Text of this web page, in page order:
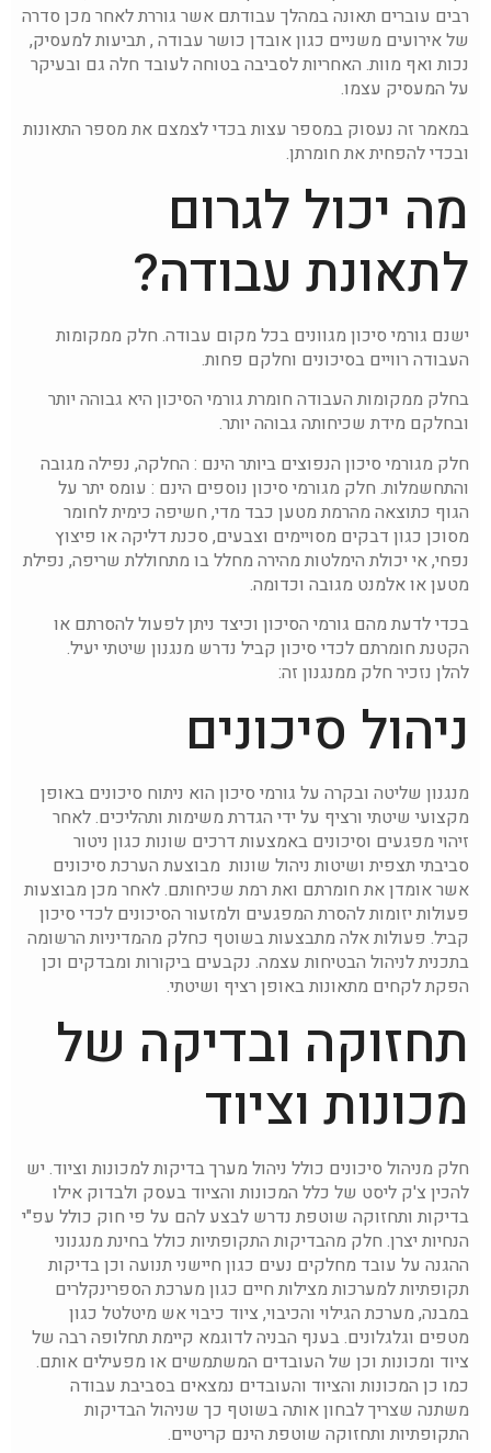
רבים עוברים תאונה במהלך עבודתם אשר גוררת לאחר מכן סדרה
של אירועים משניים כגון אובדן כושר עבודה , תביעות למעסיק,
נכות ואף מוות. האחריות לסביבה בטוחה לעובד חלה גם ובעיקר
על המעסיק עצמו.
במאמר זה נעסוק במספר עצות בכדי לצמצם את מספר התאונות
ובכדי להפחית את חומרתן.
מה יכול לגרום
לתאונת עבודה?
ישנם גורמי סיכון מגוונים בכל מקום עבודה. חלק ממקומות
העבודה רוויים בסיכונים וחלקם פחות.
בחלק ממקומות העבודה חומרת גורמי הסיכון היא גבוהה יותר
ובחלקם מידת שכיחותה גבוהה יותר.
חלק מגורמי סיכון הנפוצים ביותר הינם : החלקה, נפילה מגובה
והתחשמלות. חלק מגורמי סיכון נוספים הינם : עומס יתר על
הגוף כתוצאה מהרמת מטען כבד מדי, חשיפה כימית לחומר
מסוכן כגון דבקים מסויימים וצבעים, סכנת דליקה או פיצוץ
נפחי, אי יכולת הימלטות מהירה מחלל בו מתחוללת שריפה, נפילת
מטען או אלמנט מגובה וכדומה.
בכדי לדעת מהם גורמי הסיכון וכיצד ניתן לפעול להסרתם או
הקטנת חומרתם לכדי סיכון קביל נדרש מנגנון שיטתי יעיל.
להלן נזכיר חלק ממנגנון זה:
ניהול סיכונים
מנגנון שליטה ובקרה על גורמי סיכון הוא ניתוח סיכונים באופן
מקצועי שיטתי ורציף על ידי הגדרת משימות ותהליכים. לאחר
זיהוי מפגעים וסיכונים באמצעות דרכים שונות כגון ניטור
סביבתי תצפית ושיטות ניהול שונות מבוצעת הערכת סיכונים
אשר אומדן את חומרתם ואת רמת שכיחותם. לאחר מכן מבוצעות
פעולות יזומות להסרת המפגעים ולמזעור הסיכונים לכדי סיכון
קביל. פעולות אלה מתבצעות בשוטף כחלק מהמדיניות הרשומה
בתכנית לניהול הבטיחות עצמה. נקבעים ביקורות ומבדקים וכן
הפקת לקחים מתאונות באופן רציף ושיטתי.
תחזוקה ובדיקה של
מכונות וציוד
חלק מניהול סיכונים כולל ניהול מערך בדיקות למכונות וציוד. יש
להכין צ'ק ליסט של כלל המכונות והציוד בעסק ולבדוק אילו
בדיקות ותחזוקה שוטפת נדרש לבצע להם על פי חוק כולל עפ"י
הנחיות יצרן. חלק מהבדיקות התקופתיות כולל בחינת מנגנוני
ההגנה על עובד מחלקים נעים כגון חיישני תנועה וכן בדיקות
תקופתיות למערכות מצילות חיים כגון מערכת הספרינקלרים
במבנה, מערכת הגילוי והכיבוי, ציוד כיבוי אש מיטלטל כגון
מטפים וגלגלונים. בענף הבניה לדוגמא קיימת תחלופה רבה של
ציוד ומכונות וכן של העובדים המשתמשים או מפעילים אותם.
כמו כן המכונות והציוד והעובדים נמצאים בסביבת עבודה
משתנה שצריך לבחון אותה בשוטף כך שניהול הבדיקות
התקופתיות ותחזוקה שוטפת הינם קריטיים.